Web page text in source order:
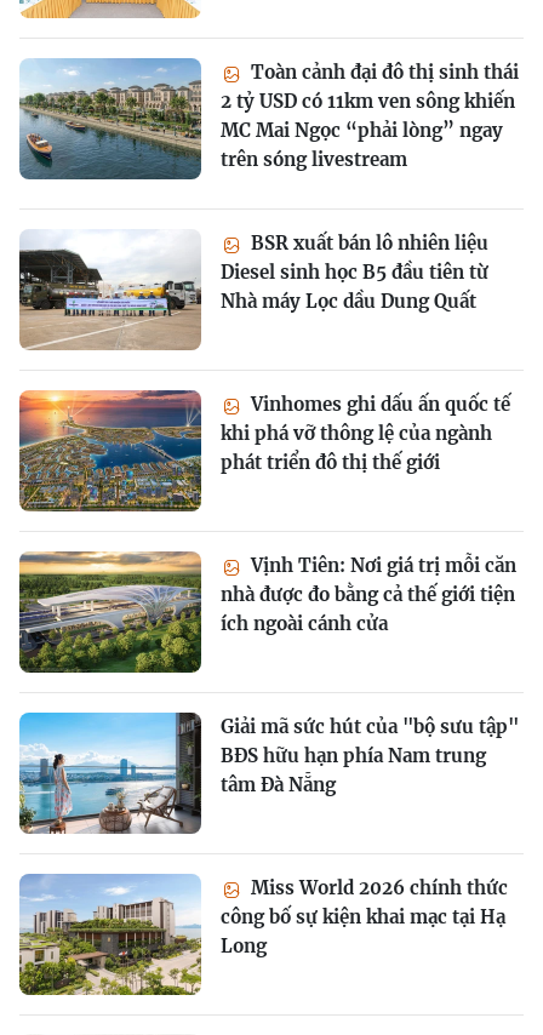
Toàn cảnh đại đô thị sinh thái
2 tỷ USD có 11km ven sông khiến
MC Mai Ngọc “phải lòng” ngay
trên sóng livestream
BSR xuất bán lô nhiên liệu
Diesel sinh học B5 đầu tiên từ
Nhà máy Lọc dầu Dung Quất
Vinhomes ghi dấu ấn quốc tế
khi phá vỡ thông lệ của ngành
phát triển đô thị thế giới
Vịnh Tiên: Nơi giá trị mỗi căn
nhà được đo bằng cả thế giới tiện
ích ngoài cánh cửa
Giải mã sức hút của "bộ sưu tập"
BĐS hữu hạn phía Nam trung
tâm Đà Nẵng
Miss World 2026 chính thức
công bố sự kiện khai mạc tại Hạ
Long